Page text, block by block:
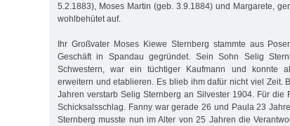
5.2.1883), Moses Martin (geb. 3.9.1884) und Margarete,
wohlbehütet auf.
Ihr Großvater Moses Kiewe Sternberg stammte aus
Geschäft in Spandau gegründet. Sein Sohn Selig
Schwestern, war ein tüchtiger Kaufmann und konnte
erweitern und etablieren. Es blieb ihm dafür nicht viel Zeit.
Jahren verstarb Selig Sternberg an Silvester 1904. Für die
Schicksalsschlag. Fanny war gerade 26 und Paula 23
Sternberg musste nun im Alter von 25 Jahren die